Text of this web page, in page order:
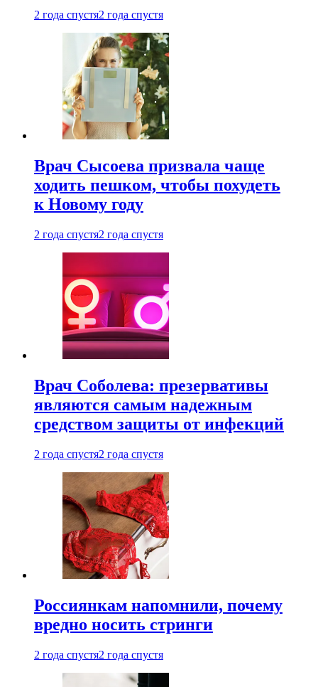
2 года спустя2 года спустя
Врач Сысоева призвала чаще
ходить пешком, чтобы похудеть
к Новому году
2 года спустя2 года спустя
Врач Соболева: презервативы
являются самым надежным
средством защиты от инфекций
2 года спустя2 года спустя
Россиянкам напомнили, почему
вредно носить стринги
2 года спустя2 года спустя